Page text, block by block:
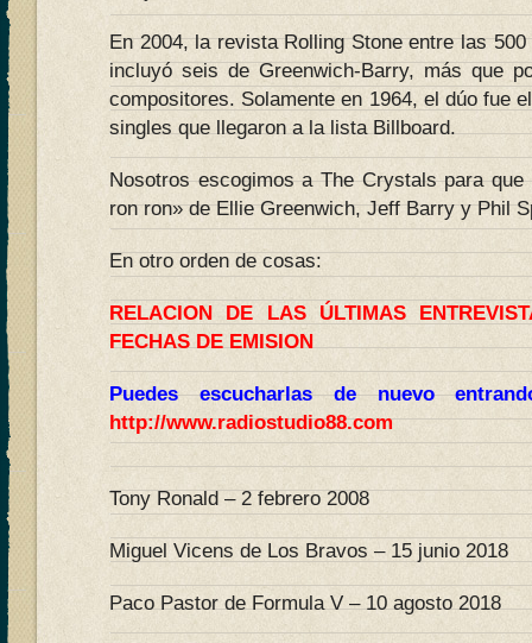
En 2004, la revista Rolling Stone entre las
incluyó seis de Greenwich-Barry, más que
compositores. Solamente en 1964, el dúo fue
singles que llegaron a la lista Billboard.
Nosotros escogimos a The Crystals para
ron ron» de Ellie Greenwich, Jeff Barry y Phil
En otro orden de cosas:
RELACION DE LAS ÚLTIMAS
FECHAS DE EMISION
Puedes escucharlas de nuevo
http://www.radiostudio88.com
Tony Ronald – 2 febrero 2008
Miguel Vicens de Los Bravos – 15 junio 2018
Paco Pastor de Formula V – 10 agosto 2018